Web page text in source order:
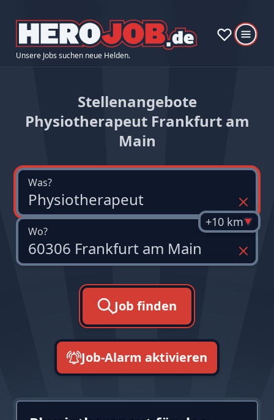
Unsere Jobs suchen neue Helden.
Stellenangebote
Physiotherapeut Frankfurt am
Main
Was?
Wo?
+10 km
Job finden
Job-Alarm aktivieren